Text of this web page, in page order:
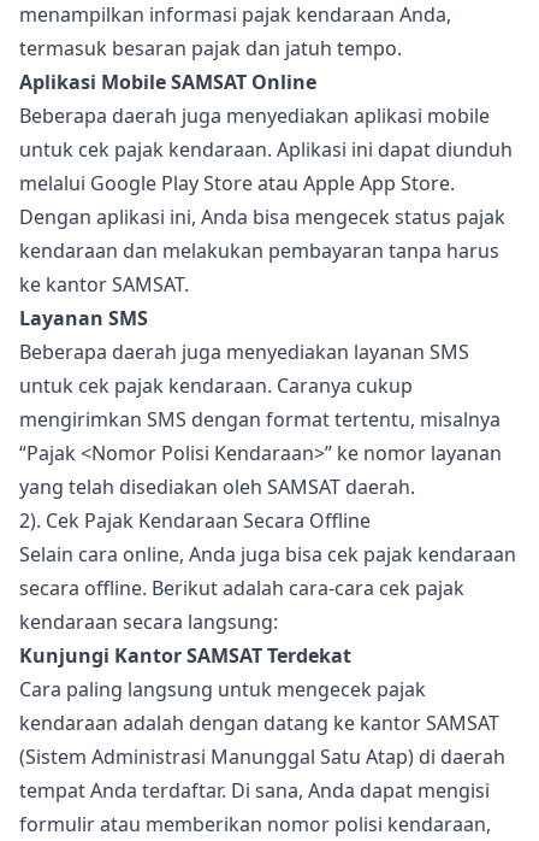
menampilkan informasi pajak kendaraan Anda,
termasuk besaran pajak dan jatuh tempo.
Aplikasi Mobile SAMSAT Online
Beberapa daerah juga menyediakan aplikasi mobile
untuk cek pajak kendaraan. Aplikasi ini dapat diunduh
melalui Google Play Store atau Apple App Store.
Dengan aplikasi ini, Anda bisa mengecek status pajak
kendaraan dan melakukan pembayaran tanpa harus
ke kantor SAMSAT.
Layanan SMS
Beberapa daerah juga menyediakan layanan SMS
untuk cek pajak kendaraan. Caranya cukup
mengirimkan SMS dengan format tertentu, misalnya
“Pajak <Nomor Polisi Kendaraan>” ke nomor layanan
yang telah disediakan oleh SAMSAT daerah.
2). Cek Pajak Kendaraan Secara Offline
Selain cara online, Anda juga bisa cek pajak kendaraan
secara offline. Berikut adalah cara-cara cek pajak
kendaraan secara langsung:
Kunjungi Kantor SAMSAT Terdekat
Cara paling langsung untuk mengecek pajak
kendaraan adalah dengan datang ke kantor SAMSAT
(Sistem Administrasi Manunggal Satu Atap) di daerah
tempat Anda terdaftar. Di sana, Anda dapat mengisi
formulir atau memberikan nomor polisi kendaraan,